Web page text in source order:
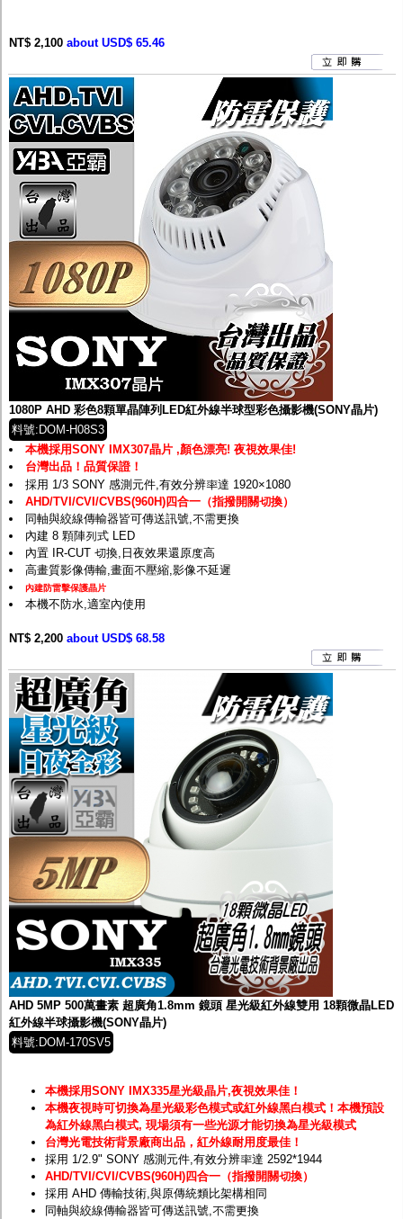
NT$ 2,100 about USD$ 65.46
1080P AHD 彩色8顆單晶陣列LED紅外線半球型彩色攝影機(SONY晶片)
料號:DOM-H08S3
本機採用SONY IMX307晶片 ,顏色漂亮! 夜視效果佳!
台灣出品！品質保證！
採用 1/3 SONY 感測元件,有效分辨率達 1920×1080
AHD/TVI/CVI/CVBS(960H)四合一（指撥開關切換）
同軸與絞線傳輸器皆可傳送訊號,不需更換
內建 8 顆陣列式 LED
內置 IR-CUT 切換,日夜效果還原度高
高畫質影像傳輸,畫面不壓縮,影像不延遲
內建防雷擊保護晶片
本機不防水,適室內使用
NT$ 2,200 about USD$ 68.58
AHD 5MP 500萬畫素 超廣角1.8mm 鏡頭 星光級紅外線雙用 18顆微晶LED
紅外線半球攝影機(SONY晶片)
料號:DOM-170SV5
本機採用SONY IMX335星光級晶片,夜視效果佳！
本機夜視時可切換為星光級彩色模式或紅外線黑白模式！ 本機預設
為紅外線黑白模式, 現場須有一些光源才能切換為星光級模式
台灣光電技術背景廠商出品，紅外線耐用度最佳！
採用 1/2.9" SONY 感測元件,有效分辨率達 2592*1944
AHD/TVI/CVI/CVBS(960H)四合一（指撥開關切換）
採用 AHD 傳輸技術,與原傳統類比架構相同
同軸與絞線傳輸器皆可傳送訊號,不需更換